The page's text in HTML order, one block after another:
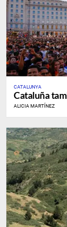
CATALUNYA
Cataluña
ALICIA MARTÍNEZ